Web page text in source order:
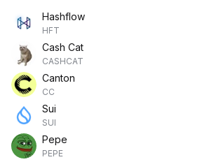
Hashflow
HFT
Cash Cat
CASHCAT
Canton
CC
Sui
SUI
Pepe
PEPE